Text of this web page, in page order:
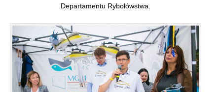
Departamentu Rybołówstwa.